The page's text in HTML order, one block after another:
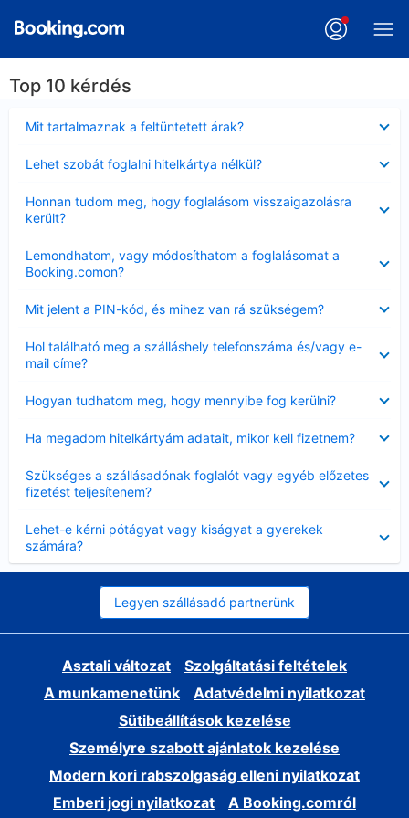
Top 10 kérdés
Mit tartalmaznak a feltüntetett árak?
Lehet szobát foglalni hitelkártya nélkül?
Honnan tudom meg, hogy foglalásom visszaigazolásra
került?
Lemondhatom, vagy módosíthatom a foglalásomat a
Booking.comon?
Mit jelent a PIN-kód, és mihez van rá szükségem?
Hol található meg a szálláshely telefonszáma és/vagy e-
mail címe?
Hogyan tudhatom meg, hogy mennyibe fog kerülni?
Ha megadom hitelkártyám adatait, mikor kell fizetnem?
Szükséges a szállásadónak foglalót vagy egyéb előzetes
fizetést teljesítenem?
Lehet-e kérni pótágyat vagy kiságyat a gyerekek
számára?
Legyen szállásadó partnerünk
Asztali változat
Szolgáltatási feltételek
A munkamenetünk
Adatvédelmi nyilatkozat
Sütibeállítások kezelése
Személyre szabott ajánlatok kezelése
Modern kori rabszolgaság elleni nyilatkozat
Emberi jogi nyilatkozat
A Booking.comról